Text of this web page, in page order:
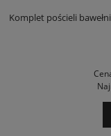
Komplet pościeli